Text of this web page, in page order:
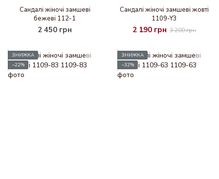
Сандалі жіночі замшеві
бежеві 112-1
2 450 грн
Сандалі жіночі замшеві жовті
1109-Y3
2 190 грн 3 200 грн
ЗНИЖКА
−22%
ЗНИЖКА
−32%